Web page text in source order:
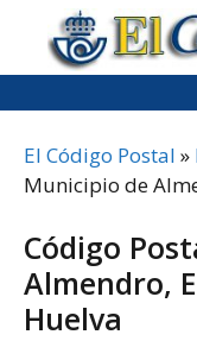
contenido
El Código Postal »
Municipio de
Código
Almendro,
Huelva